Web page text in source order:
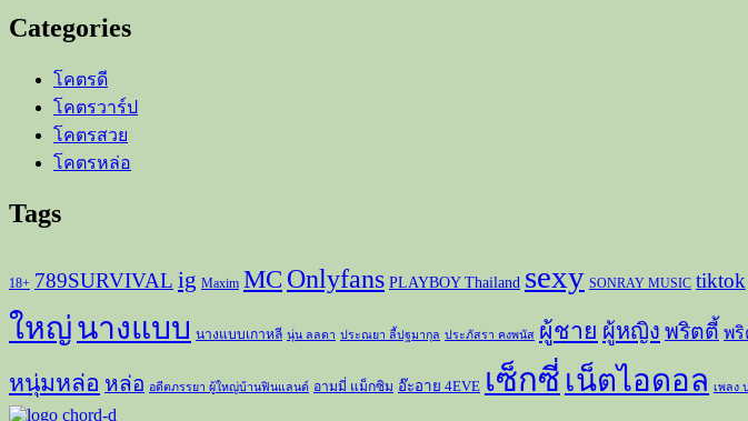
Categories
โคตรดี
โคตรวาร์ป
โคตรสวย
โคตรหล่อ
Tags
18+ 789SURVIVAL ig Maxim MC Onlyfans PLAYBOY Thailand sexy SONRAY MUSIC tiktok
ใหญ่นางแบบ นางแบบเกาหลี นุ่น ลลดา ประณยา ลี้ปฐมากุล ประภัสรา คงพนัส ผู้ชาย ผู้หญิง พริตตี้ พริ
หนุ่มหล่อ หล่อ อดีตภรรยา ผู้ใหญ่บ้านฟินแลนด์ อามมี่ แม็กซิม อ๊ะอาย 4EVE เซ็กซี่ เน็ตไอดอล เพลง